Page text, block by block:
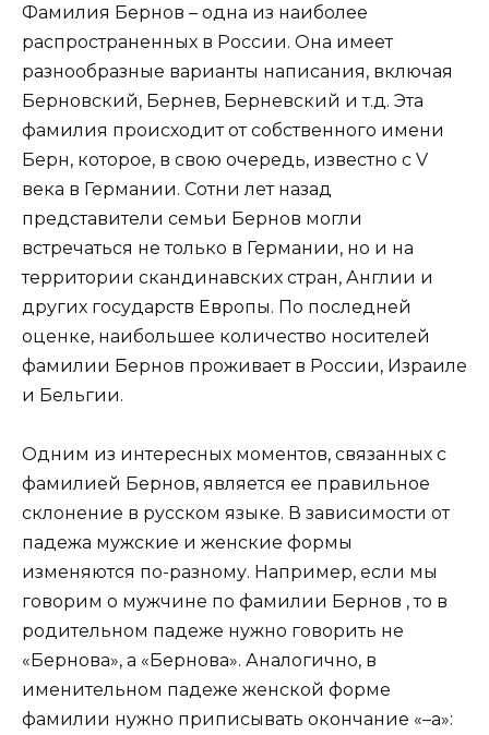
Фамилия Бернов – одна из наиболее
распространенных в России. Она имеет
разнообразные варианты написания, включая
Берновский, Бернев, Берневский и т.д. Эта
фамилия происходит от собственного имени
Берн, которое, в свою очередь, известно с V
века в Германии. Сотни лет назад
представители семьи Бернов могли
встречаться не только в Германии, но и на
территории скандинавских стран, Англии и
других государств Европы. По последней
оценке, наибольшее количество носителей
фамилии Бернов проживает в России, Израиле
и Бельгии.
Одним из интересных моментов, связанных с
фамилией Бернов, является ее правильное
склонение в русском языке. В зависимости от
падежа мужские и женские формы
изменяются по-разному. Например, если мы
говорим о мужчине по фамилии Бернов , то в
родительном падеже нужно говорить не
«Бернова», а «Бернова». Аналогично, в
именительном падеже женской форме
фамилии нужно приписывать окончание «–а»: